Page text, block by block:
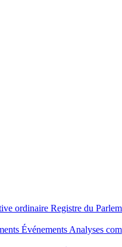
ordinaire Registre du
Événements Analyses